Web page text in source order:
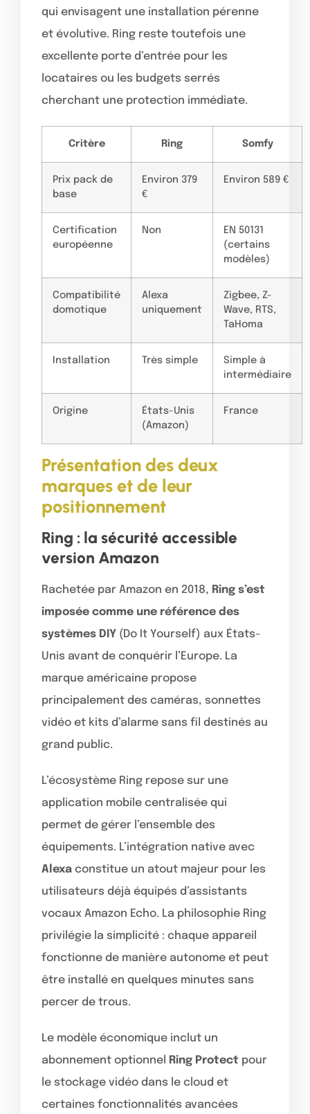
qui envisagent une installation pérenne
et évolutive. Ring reste toutefois une
excellente porte d’entrée pour les
locataires ou les budgets serrés
cherchant une protection immédiate.
Critère Ring Somfy
Prix pack de
base
Environ 379
€
Environ 589 €
Certification
européenne
Non
EN 50131
(certains
modèles)
Compatibilité
domotique
Alexa
uniquement
Zigbee, Z-
Wave, RTS,
TaHoma
Installation Très simple
Simple à
intermédiaire
Origine
États-Unis
(Amazon)
France
Présentation des deux
marques et de leur
positionnement
Ring : la sécurité accessible
version Amazon
Rachetée par Amazon en 2018, Ring s’est
imposée comme une référence des
systèmes DIY (Do It Yourself) aux États-
Unis avant de conquérir l’Europe. La
marque américaine propose
principalement des caméras, sonnettes
vidéo et kits d’alarme sans fil destinés au
grand public.
L’écosystème Ring repose sur une
application mobile centralisée qui
permet de gérer l’ensemble des
équipements. L’intégration native avec
Alexa constitue un atout majeur pour les
utilisateurs déjà équipés d’assistants
vocaux Amazon Echo. La philosophie Ring
privilégie la simplicité : chaque appareil
fonctionne de manière autonome et peut
être installé en quelques minutes sans
percer de trous.
Le modèle économique inclut un
abonnement optionnel
Ring Protect pour
le stockage vidéo dans le cloud et
certaines fonctionnalités avancées